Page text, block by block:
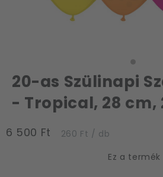
20-as Szülinapi
- Tropical, 28 cm,
6 500 Ft
260 Ft / db
Ez a